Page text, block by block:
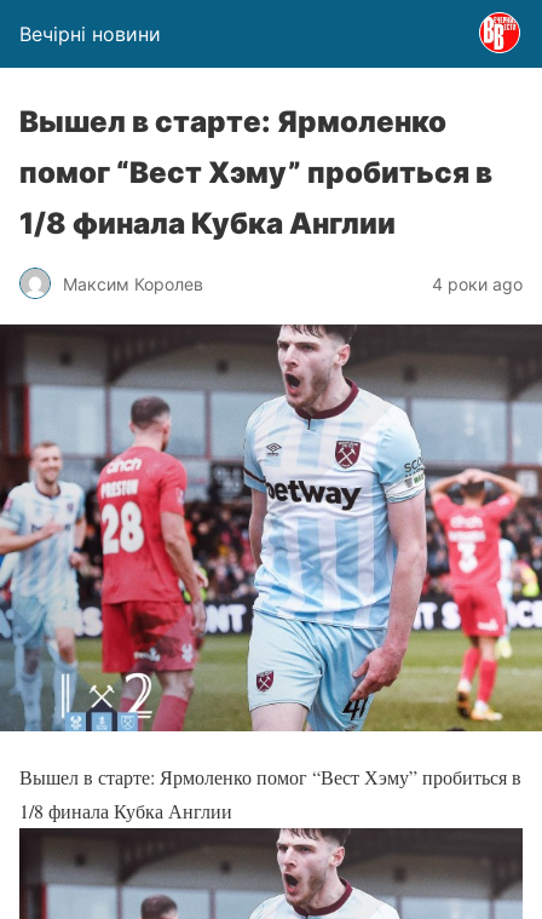
Вечірні новини
Вышел в старте: Ярмоленко
помог “Вест Хэму” пробиться в
1/8 финала Кубка Англии
Максим Королев 4 роки ago
Вышел в старте: Ярмоленко помог “Вест Хэму” пробиться в
1/8 финала Кубка Англии